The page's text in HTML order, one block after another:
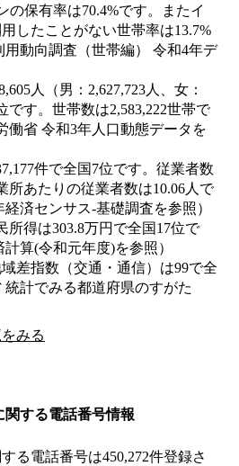
の保有率は70.4%です。またイ
したことがない世帯率は13.7%
動向調査（世帯編） 令和4年デ
人（男：2,627,723人、女：
です。世帯数は2,583,222世帯で
働省 令和3年人口動態データを
件で全国7位です。従業者数
所あたりの従業者数は10.06人で
済センサス‐基礎調査を参照）
所得は303.8万円で全国17位で
算(令和元年度)を参照）
差指数（交通・通信）は99で全
統計でみる都道府県のすがた
みる
関する電話番号情報
る電話番号は450,272件登録さ